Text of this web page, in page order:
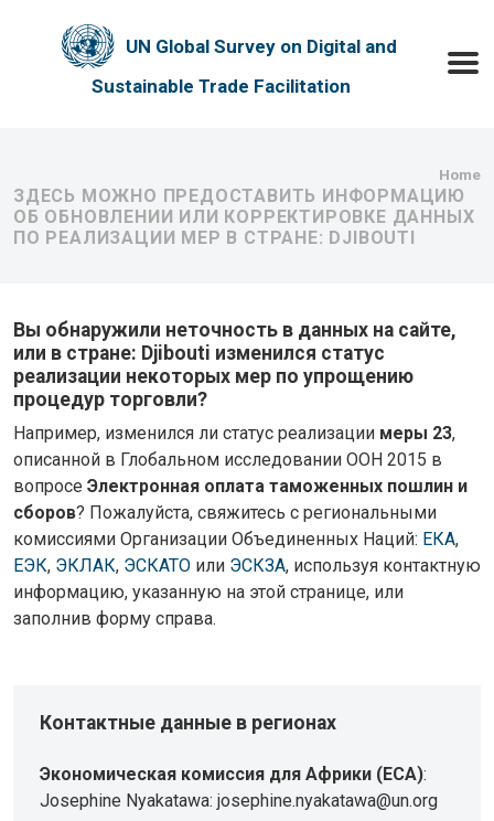
UN Global Survey on Digital and
Sustainable Trade Facilitation
Home
ЗДЕСЬ МОЖНО ПРЕДОСТАВИТЬ ИНФОРМАЦИЮ
ОБ ОБНОВЛЕНИИ ИЛИ КОРРЕКТИРОВКЕ ДАННЫХ
ПО РЕАЛИЗАЦИИ МЕР В СТРАНЕ: DJIBOUTI
Вы обнаружили неточность в данных на сайте,
или в стране: Djibouti изменился статус
реализации некоторых мер по упрощению
процедур торговли?
Например, изменился ли статус реализации меры 23,
описанной в Глобальном исследовании ООН 2015 в
вопросе Электронная оплата таможенных пошлин и
сборов? Пожалуйста, свяжитесь с региональными
комиссиями Организации Объединенных Наций: ЕКА,
ЕЭК, ЭКЛАК, ЭСКАТО или ЭСКЗА, используя контактную
информацию, указанную на этой странице, или
заполнив форму справа.
Контактные данные в регионах
Экономическая комиссия для Африки (ECA):
Josephine Nyakatawa: josephine.nyakatawa@un.org